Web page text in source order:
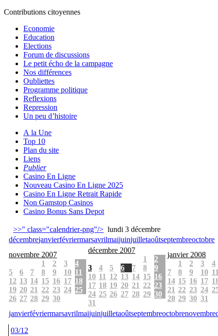
Contributions citoyennes
Economie
Education
Elections
Forum de discussions
Le petit écho de la campagne
Nos différences
Oubliettes
Programme politique
Reflexions
Repression
Un peu d’histoire
A la Une
Top 10
Plan du site
Liens
Publier
Casino En Ligne
Nouveau Casino En Ligne 2025
Casino En Ligne Retrait Rapide
Non Gamstop Casinos
Casino Bonus Sans Depot
>>" class="calendrier-png"/> lundi 3 décembre
décembrejanvierfévriermarsavrilmaijuinjuilletaoûtseptembreoctobre
novembre 2007
1
2 3
4
5
6 7 8 9 10 11
12 13 14 15 16 17 18
19 20 21 22 23 24 25
26 27 28 29 30
décembre 2007
1
2
3
4 5 6 7 8
9
10 11 12 13 14 15 16
17 18 19 20 21 22 23
24 25 26 27 28 29 30
31
janvier 2008
1
2 3 4
7
8 9 10 11
14 15 16 17
21 22 23 24
28 29 30 31
janvierfévriermarsavrilmaijuinjuilletaoûtseptembreoctobrenovembre
03/12